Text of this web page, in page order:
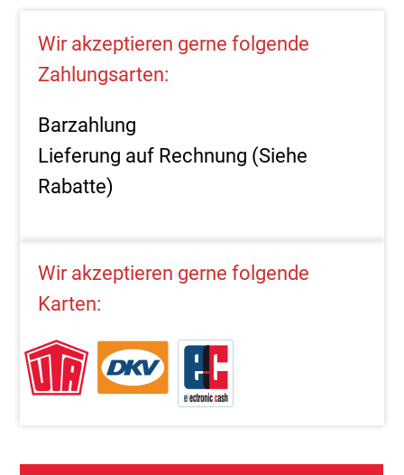
Wir akzeptieren gerne folgende
Zahlungsarten:
Barzahlung
Lieferung auf Rechnung (Siehe
Rabatte)
Wir akzeptieren gerne folgende
Karten: